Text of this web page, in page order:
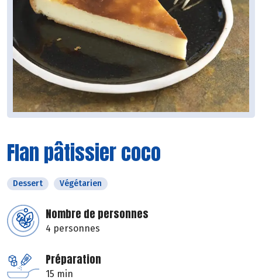
Flan pâtissier coco
Dessert Végétarien
Nombre de personnes
4 personnes
Préparation
15 min